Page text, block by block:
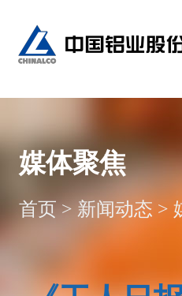
媒体聚焦
首页 > 新闻动态 >